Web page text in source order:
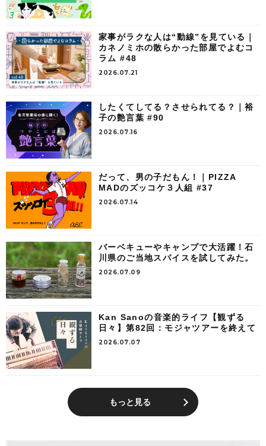
家事がラクな人は“動線”を見ている｜
カネノミホの散らかった部屋でよむコ
ラム #48
2026.07.21
したくてしてる？させられてる？｜裕
子の艶言葉 #90
2026.07.16
だって、男の子だもん！｜PIZZA
MADのズッコケ３人組 #37
2026.07.14
バーベキューやキャンプで大活躍！石
川県のご当地スパイスを試してみた。
2026.07.09
Kan Sanoの音楽的ライフ【観ずる
日々】第82回：モジャツアーを終えて
2026.07.07
もっと見る